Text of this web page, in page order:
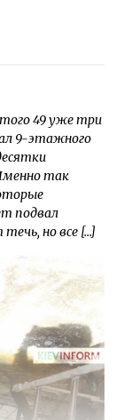
49 уже три
9-этажного
так
подвал
но все […]